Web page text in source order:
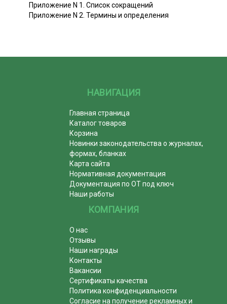
Приложение N 1. Список сокращений
Приложение N 2. Термины и определения
НАВИГАЦИЯ
Главная страница
Каталог товаров
Корзина
Новинки законодательства о журналах,
формах, бланках
Карта сайта
Нормативная документация
Документация по ОТ под ключ
Наши работы
КОМПАНИЯ
О нас
Отзывы
Наши награды
Контакты
Вакансии
Сертификаты качества
Политика конфиденциальности
Согласие на получение рекламных и